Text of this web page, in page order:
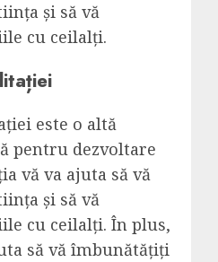
și să vă
cu ceilalți.
este o altă
pentru dezvoltare
vă va ajuta să vă
și să vă
cu ceilalți. În plus,
să vă îmbunătățiți